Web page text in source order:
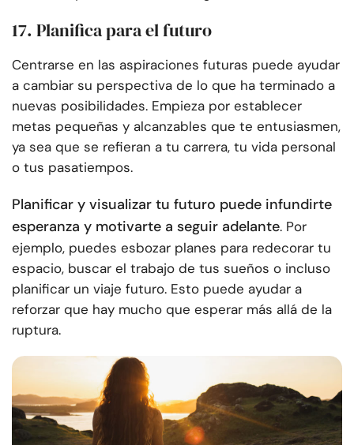
17. Planifica para el futuro
Centrarse en las aspiraciones futuras puede ayudar
a cambiar su perspectiva de lo que ha terminado a
nuevas posibilidades. Empieza por establecer
metas pequeñas y alcanzables que te entusiasmen,
ya sea que se refieran a tu carrera, tu vida personal
o tus pasatiempos.
Planificar y visualizar tu futuro puede infundirte
esperanza y motivarte a seguir adelante. Por
ejemplo, puedes esbozar planes para redecorar tu
espacio, buscar el trabajo de tus sueños o incluso
planificar un viaje futuro. Esto puede ayudar a
reforzar que hay mucho que esperar más allá de la
ruptura.